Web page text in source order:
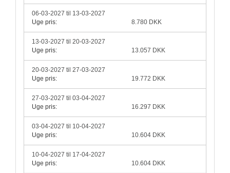
06-03-2027 til 13-03-2027
Uge pris:
8.780 DKK
13-03-2027 til 20-03-2027
Uge pris:
13.057 DKK
20-03-2027 til 27-03-2027
Uge pris:
19.772 DKK
27-03-2027 til 03-04-2027
Uge pris:
16.297 DKK
03-04-2027 til 10-04-2027
Uge pris:
10.604 DKK
10-04-2027 til 17-04-2027
Uge pris:
10.604 DKK